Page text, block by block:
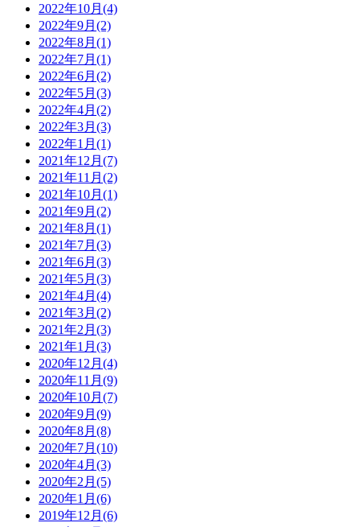
2022年10月(4)
2022年9月(2)
2022年8月(1)
2022年7月(1)
2022年6月(2)
2022年5月(3)
2022年4月(2)
2022年3月(3)
2022年1月(1)
2021年12月(7)
2021年11月(2)
2021年10月(1)
2021年9月(2)
2021年8月(1)
2021年7月(3)
2021年6月(3)
2021年5月(3)
2021年4月(4)
2021年3月(2)
2021年2月(3)
2021年1月(3)
2020年12月(4)
2020年11月(9)
2020年10月(7)
2020年9月(9)
2020年8月(8)
2020年7月(10)
2020年4月(3)
2020年2月(5)
2020年1月(6)
2019年12月(6)